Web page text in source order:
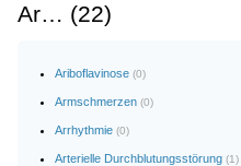
Ar… (22)
Ariboflavinose (0)
Armschmerzen (0)
Arrhythmie (0)
Arterielle Durchblutungsstörung (1)